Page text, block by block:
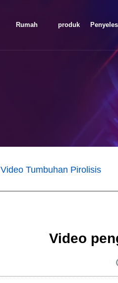
Rumah produk
Video Tumbuhan Pirolisis
Video